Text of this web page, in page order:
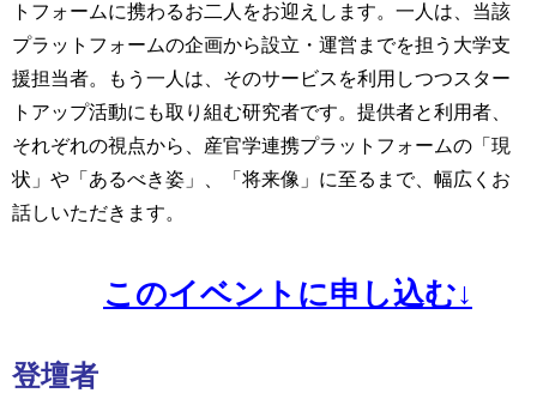
トフォームに携わるお二人をお迎えします。一人は、当該
プラットフォームの企画から設立・運営までを担う大学支
援担当者。もう一人は、そのサービスを利用しつつスター
トアップ活動にも取り組む研究者です。提供者と利用者、
それぞれの視点から、産官学連携プラットフォームの「現
状」や「あるべき姿」、「将来像」に至るまで、幅広くお
話しいただきます。
このイベントに申し込む↓
登壇者